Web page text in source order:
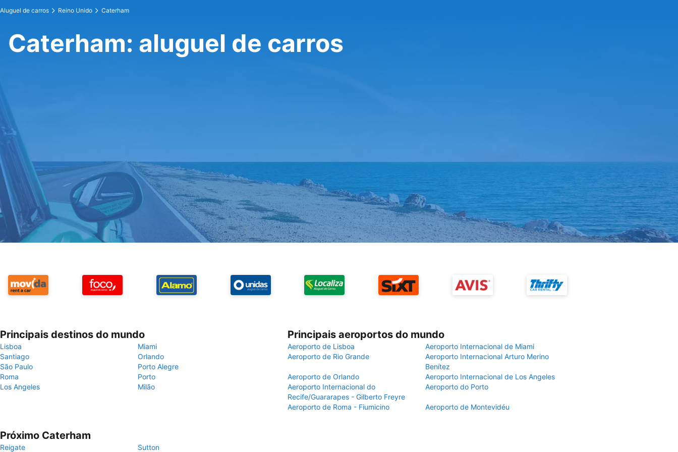
Aluguel de carros Reino Unido Caterham
Caterham: aluguel de carros
Principais destinos do mundo
Lisboa
Miami
Santiago
Orlando
São Paulo
Porto Alegre
Roma
Porto
Los Angeles
Milão
Principais aeroportos do mundo
Aeroporto de Lisboa
Aeroporto Internacional de Miami
Aeroporto de Rio Grande
Aeroporto Internacional Arturo Merino
Benítez
Aeroporto de Orlando
Aeroporto Internacional de Los Angeles
Aeroporto Internacional do
Recife/Guararapes - Gilberto Freyre
Aeroporto do Porto
Aeroporto de Roma - Fiumicino Aeroporto de Montevidéu
Próximo Caterham
Reigate Sutton